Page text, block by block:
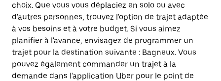
choix. Que vous vous déplaciez en solo ou avec
d'autres personnes, trouvez l'option de trajet adaptée
à vos besoins et à votre budget. Si vous aimez
planifier à l'avance, envisagez de programmer un
trajet pour la destination suivante : Bagneux. Vous
pouvez également commander un trajet à la
demande dans l'application Uber pour le point de